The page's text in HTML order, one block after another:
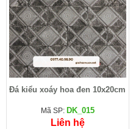
Đá kiểu xoáy hoa đen 10x20cm
Mã SP: DK_015
Liên hệ